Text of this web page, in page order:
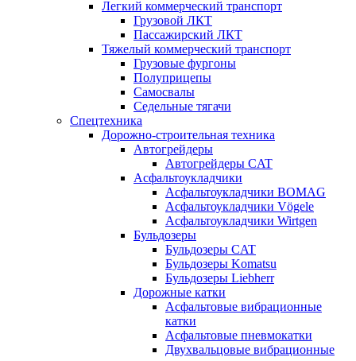
Легкий коммерческий транспорт
Грузовой ЛКТ
Пассажирский ЛКТ
Тяжелый коммерческий транспорт
Грузовые фургоны
Полуприцепы
Самосвалы
Седельные тягачи
Спецтехника
Дорожно-строительная техника
Автогрейдеры
Автогрейдеры CAT
Асфальтоукладчики
Асфальтоукладчики BOMAG
Асфальтоукладчики Vögele
Асфальтоукладчики Wirtgen
Бульдозеры
Бульдозеры CAT
Бульдозеры Komatsu
Бульдозеры Liebherr
Дорожные катки
Асфальтовые вибрационные
катки
Асфальтовые пневмокатки
Двухвальцовые вибрационные